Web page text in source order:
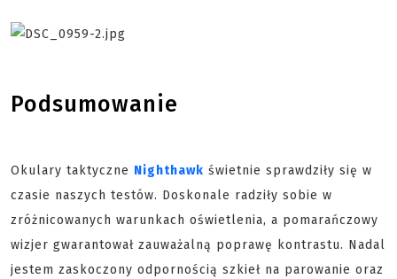
Podsumowanie
Okulary taktyczne Nighthawk świetnie sprawdziły się w
czasie naszych testów. Doskonale radziły sobie w
zróżnicowanych warunkach oświetlenia, a pomarańczowy
wizjer gwarantował zauważalną poprawę kontrastu. Nadal
jestem zaskoczony odpornością szkieł na parowanie oraz